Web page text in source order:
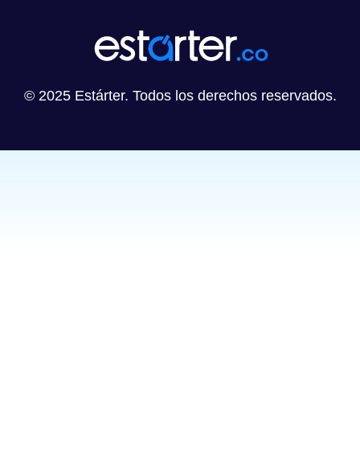
© 2025 Estárter. Todos los derechos reservados.